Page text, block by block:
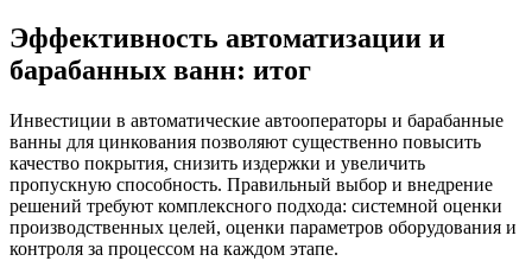
Эффективность автоматизации и
барабанных ванн: итог
Инвестиции в автоматические автооператоры и барабанные
ванны для цинкования позволяют существенно повысить
качество покрытия, снизить издержки и увеличить
пропускную способность. Правильный выбор и внедрение
решений требуют комплексного подхода: системной оценки
производственных целей, оценки параметров оборудования и
контроля за процессом на каждом этапе.